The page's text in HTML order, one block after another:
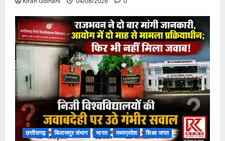
छत्तीसगढ़ बिलासपुर संभाग भारत मध्यप्रदेश शिक्षा जगत